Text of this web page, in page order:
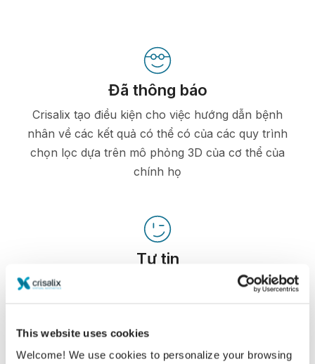
This website uses cookies
Welcome! We use cookies to personalize your browsing
Đã thông báo
Crisalix tạo điều kiện cho việc hướng dẫn bệnh
nhân về các kết quả có thể có của các quy trình
chọn lọc dựa trên mô phỏng 3D của cơ thể của
chính họ
Tự tin
Tham gia vào quá trình ra quyết định giúp bệnh